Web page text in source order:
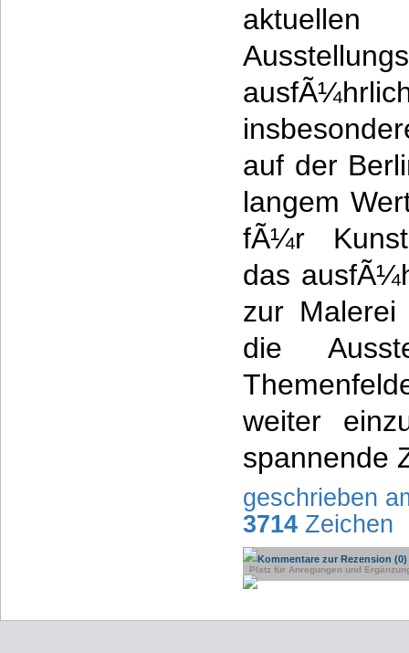
aktuellen
auf der
langem
fÃ¼r
das
zur
die
weiter
spannende
geschrieben
3714 Zeichen
Kommentare zur Rezension (0)
Platz für Anregungen und